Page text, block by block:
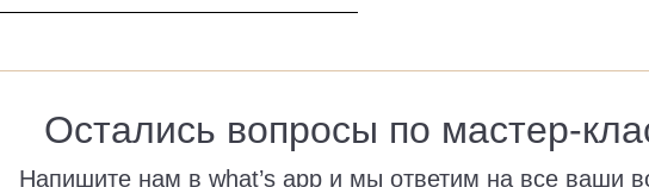
Остались вопросы по мастер-
Напишите нам в what’s app и мы ответим на все ваши